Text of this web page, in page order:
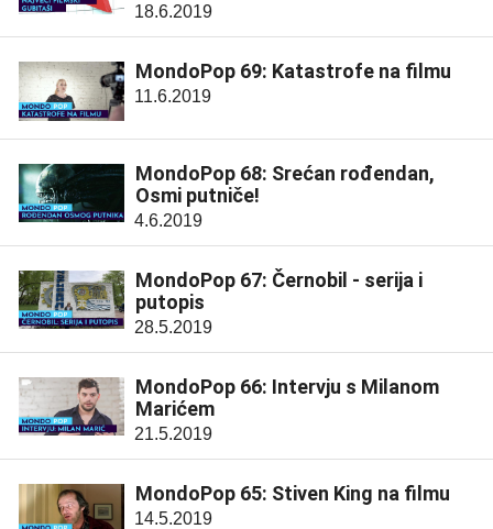
18.6.2019
MondoPop 69: Katastrofe na filmu
11.6.2019
MondoPop 68: Srećan rođendan,
Osmi putniče!
4.6.2019
MondoPop 67: Černobil - serija i
putopis
28.5.2019
MondoPop 66: Intervju s Milanom
Marićem
21.5.2019
MondoPop 65: Stiven King na filmu
14.5.2019